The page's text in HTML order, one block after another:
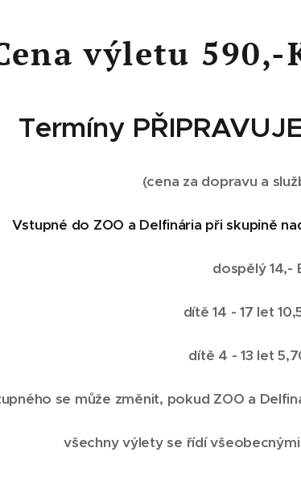
výletu 590,-
Termíny
(cena za dopravu a
Vstupné do ZOO a Delfinária při skupině
dospělý 14,-
dítě 14 - 17 let
dítě 4 - 13 let
se může změnit, pokud ZOO a
všechny výlety se řídí